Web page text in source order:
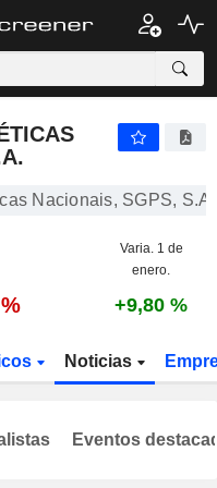
Nacionais, SGPS, S.A.
Varia. 1 de
enero.
+9,80 %
Noticias
Eventos